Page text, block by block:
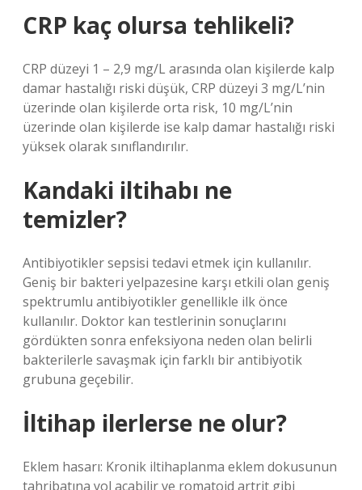
CRP kaç olursa tehlikeli?
CRP düzeyi 1 – 2,9 mg/L arasında olan kişilerde kalp
damar hastalığı riski düşük, CRP düzeyi 3 mg/L’nin
üzerinde olan kişilerde orta risk, 10 mg/L’nin
üzerinde olan kişilerde ise kalp damar hastalığı riski
yüksek olarak sınıflandırılır.
Kandaki iltihabı ne
temizler?
Antibiyotikler sepsisi tedavi etmek için kullanılır.
Geniş bir bakteri yelpazesine karşı etkili olan geniş
spektrumlu antibiyotikler genellikle ilk önce
kullanılır. Doktor kan testlerinin sonuçlarını
gördükten sonra enfeksiyona neden olan belirli
bakterilerle savaşmak için farklı bir antibiyotik
grubuna geçebilir.
İltihap ilerlerse ne olur?
Eklem hasarı: Kronik iltihaplanma eklem dokusunun
tahribatına yol açabilir ve romatoid artrit gibi